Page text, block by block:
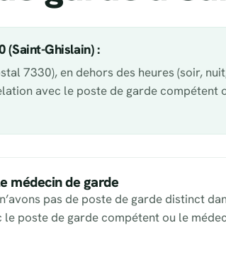
(Saint-Ghislain) :
7330), en dehors des heures (soir,
avec le poste de garde compétent
médecin de garde
pas de poste de garde distinct
poste de garde compétent ou le